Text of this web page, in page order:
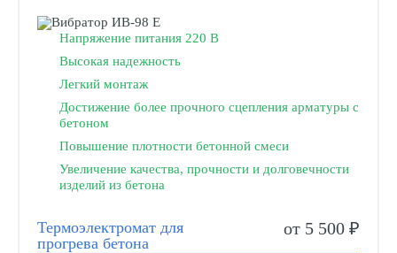
Напряжение питания 220 В
Высокая надежность
Легкий монтаж
Достижение более прочного сцепления арматуры с
бетоном
Повышение плотности бетонной смеси
Увеличение качества, прочности и долговечности
изделий из бетона
Термоэлектромат для
прогрева бетона
от 5 500 ₽